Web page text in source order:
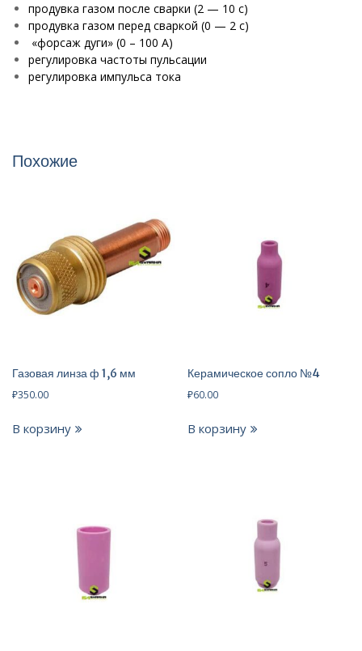
продувка газом после сварки (2 — 10 с)
продувка газом перед сваркой (0 — 2 с)
«форсаж дуги» (0 – 100 А)
регулировка частоты пульсации
регулировка импульса тока
Похожие
Газовая линза ф 1,6 мм
₽350.00
В корзину
Керамическое сопло №4
₽60.00
В корзину